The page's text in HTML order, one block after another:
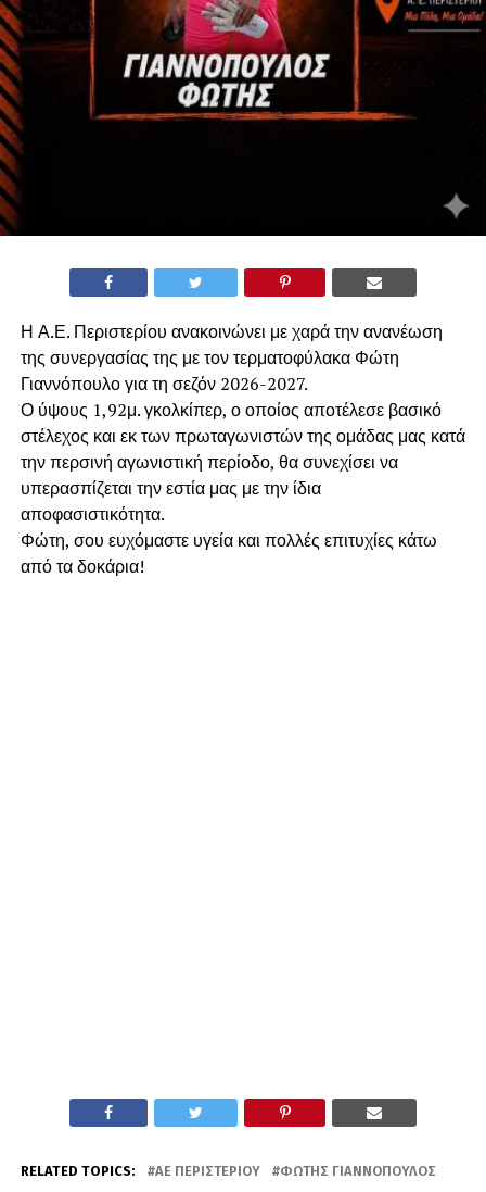
Η Α.Ε. Περιστερίου ανακοινώνει με χαρά την ανανέωση
της συνεργασίας της με τον τερματοφύλακα Φώτη
Γιαννόπουλο για τη σεζόν 2026-2027.
​Ο ύψους 1,92μ. γκολκίπερ, ο οποίος αποτέλεσε βασικό
στέλεχος και εκ των πρωταγωνιστών της ομάδας μας κατά
την περσινή αγωνιστική περίοδο, θα συνεχίσει να
υπερασπίζεται την εστία μας με την ίδια
αποφασιστικότητα.
​Φώτη, σου ευχόμαστε υγεία και πολλές επιτυχίες κάτω
από τα δοκάρια!
RELATED TOPICS: ΑΕ ΠΕΡΙΣΤΕΡΊΟΥ ΦΏΤΗΣ ΓΙΑΝΝΌΠΟΥΛΟΣ